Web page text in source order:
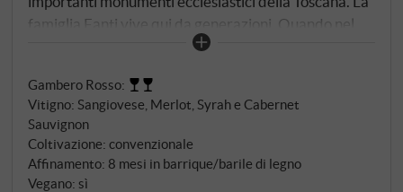
famiglia Fanti vive qui da generazioni. Quando nel
1996 è stata fondata la DOC Sant'Antimo, Filippo ed
stretto legame con questo luogo, la sua terra e la sua
storia. Il Sassomagno, che prende il nome dal
carattere sassoso e roccioso del terroir, è il loro
impegno più personale verso questa regione – è il
loro impegno più personale in questa regione: un
Gambero Rosso:
Vitigno: Sangiovese, Merlot, Syrah e Cabernet
Sauvignon
Coltivazione: convenzionale
Affinamento: 8 mesi in barrique/barile di legno
Vegano: sì